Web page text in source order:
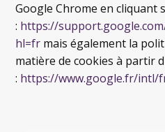
Google Chrome en cliquant
: https://
hl=fr mais également la
matière de cookies à partir
: https://www.google.fr/intl/